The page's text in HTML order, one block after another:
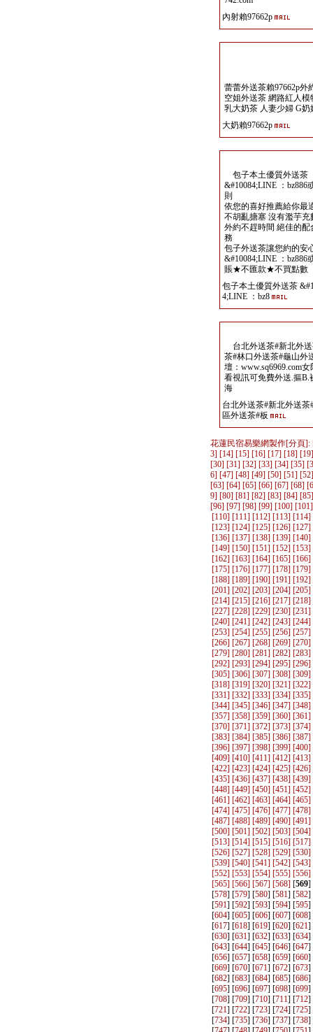
內射賴97662p
蕾蕾外送茶賴97662p外
空姐外送茶 網路紅人
乳大奶茶 人妻少婦 G奶
大奶賴97662p
包子本土優質外送茶
&#10084;LINE ：bz886
則
依您的喜好推薦給你最
不胡亂搪塞 沒有濫芋充
外約不趕時間 絕佳的
務
包子外送茶讓您約的安
&#10084;LINE ：
賬★不匯款★不買點數
包子本土優質外送茶
4;LINE ：bz8
台北外送茶#新北外
茶#林口外送茶#龜山外
壇：www.sq6969.com
看視訊可免費外送.摳B.
海
台北外送茶#新北外送茶
區外送茶#板
花蓮民宿易樂網製作[分頁]:
3] [14] [15] [16] [17] [18] [19
[30] [31] [32] [33] [34] [35] [
6] [47] [48] [49] [50] [51] [52
[63] [64] [65] [66] [67] [68] [
9] [80] [81] [82] [83] [84] [85
[96] [97] [98] [99] [100] [101
[110] [111] [112] [113] [114]
[123] [124] [125] [126] [127]
[136] [137] [138] [139] [140]
[149] [150] [151] [152] [153]
[162] [163] [164] [165] [166]
[175] [176] [177] [178] [179]
[188] [189] [190] [191] [192]
[201] [202] [203] [204] [205]
[214] [215] [216] [217] [218]
[227] [228] [229] [230] [231]
[240] [241] [242] [243] [244]
[253] [254] [255] [256] [257]
[266] [267] [268] [269] [270]
[279] [280] [281] [282] [283]
[292] [293] [294] [295] [296]
[305] [306] [307] [308] [309]
[318] [319] [320] [321] [322]
[331] [332] [333] [334] [335]
[344] [345] [346] [347] [348]
[357] [358] [359] [360] [361]
[370] [371] [372] [373] [374]
[383] [384] [385] [386] [387]
[396] [397] [398] [399] [400]
[409] [410] [411] [412] [413]
[422] [423] [424] [425] [426]
[435] [436] [437] [438] [439]
[448] [449] [450] [451] [452]
[461] [462] [463] [464] [465]
[474] [475] [476] [477] [478]
[487] [488] [489] [490] [491]
[500] [501] [502] [503] [504]
[513] [514] [515] [516] [517]
[526] [527] [528] [529] [530]
[539] [540] [541] [542] [543]
[552] [553] [554] [555] [556]
[565] [566] [567] [568] [569]
[578] [579] [580] [581] [582]
[591] [592] [593] [594] [595]
[604] [605] [606] [607] [608]
[617] [618] [619] [620] [621]
[630] [631] [632] [633] [634]
[643] [644] [645] [646] [647]
[656] [657] [658] [659] [660]
[669] [670] [671] [672] [673]
[682] [683] [684] [685] [686]
[695] [696] [697] [698] [699]
[708] [709] [710] [711] [712]
[721] [722] [723] [724] [725]
[734] [735] [736] [737] [738]